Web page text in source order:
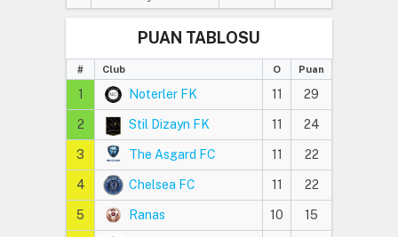
PUAN TABLOSU
# Club O Puan
1 Noterler FK 11 29
2 Stil Dizayn FK 11 24
3 The Asgard FC 11 22
4 Chelsea FC 11 22
5 Ranas 10 15